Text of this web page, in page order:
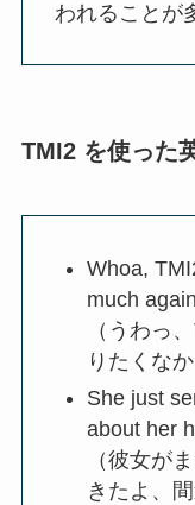
われることが
TMI2 を使った
Whoa,
much
（うわっ
りたくな
She just
about her
（彼女が
きたよ、